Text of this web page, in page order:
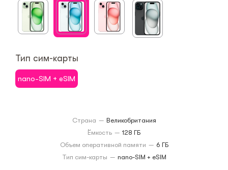
Тип сим-карты
nano-SIM + eSIM
Страна — Великобритания
Ёмкость — 128 ГБ
Объем оперативной памяти — 6 ГБ
Тип сим-карты — nano-SIM + eSIM